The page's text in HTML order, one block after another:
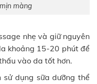
màng
nhẹ và giữ nguyên
khoảng 15-20 phút để
vào da tốt hơn.
dụng sữa dưỡng thể